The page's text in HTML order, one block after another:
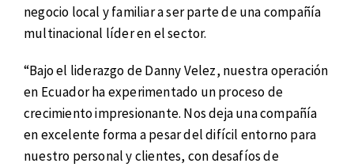
negocio local y familiar a ser parte de una compañía
multinacional líder en el sector.
“Bajo el liderazgo de Danny Velez, nuestra operación
en Ecuador ha experimentado un proceso de
crecimiento impresionante. Nos deja una compañía
en excelente forma a pesar del difícil entorno para
nuestro personal y clientes, con desafíos de